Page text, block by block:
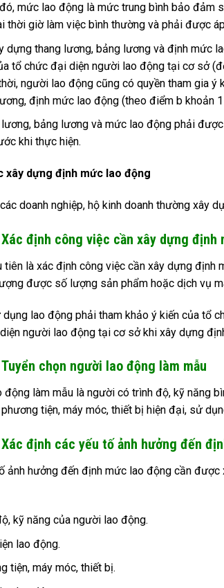
mức lao động là mức trung bình bảo
thời giờ làm việc bình thường và phải được
dựng thang lương, bảng lương và định mức
tổ chức đại diện người lao động tại cơ sở
người lao động cũng có quyền tham gia
định mức lao động (theo điểm b khoản
lương, bảng lương và mức lao động phải
khi thực hiện.
xây dựng định mức lao động
các doanh nghiệp, hộ kinh doanh thường xây
định công việc cần xây dựng định
tiên là xác định công việc cần xây dựng định
được số lượng sản phẩm hoặc dịch vụ
lao động phải tham khảo ý kiến của tổ
người lao động tại cơ sở khi xây dựng
chọn người lao động làm mẫu
động làm mẫu là người có trình độ, kỹ năng
tiện, máy móc, thiết bị hiện đại, sử
định các yếu tố ảnh hưởng đến
ảnh hưởng đến định mức lao động cần
kỹ năng của người lao động.
lao động.
tiện, máy móc, thiết bị.